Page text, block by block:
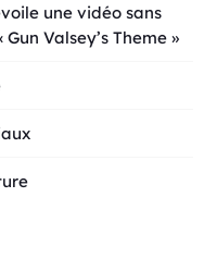
une vidéo sans
Valsey’s Theme »